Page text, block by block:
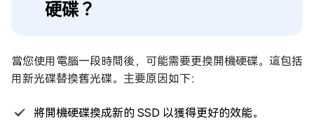
硬碟？
當您使用電腦一段時間後，可能需要更換開機硬碟。這包括
用新光碟替換舊光碟。主要原因如下：
將開機硬碟換成新的 SSD 以獲得更好的效能。